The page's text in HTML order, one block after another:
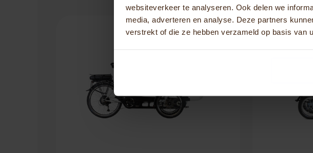
websiteverkeer te analyseren. Ook delen we
media, adverteren en analyse. Deze partners
verstrekt of die ze hebben verzameld op basis van
10.0 (1)